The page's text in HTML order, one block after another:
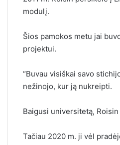
modulį.
Šios pamokos metu jai
projektui.
“Buvau visiškai savo
nežinojo, kur ją nukreipti.
Baigusi universitetą,
Tačiau 2020 m. ji vėl